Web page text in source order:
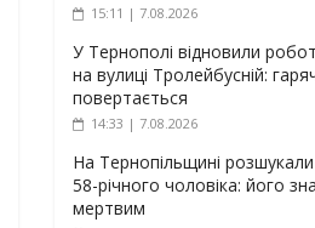
15:11 | 7.08.2026
У Тернополі відновили
на вулиці Тролейбусній:
повертається
14:33 | 7.08.2026
На Тернопільщині
58-річного чоловіка: його
мертвим